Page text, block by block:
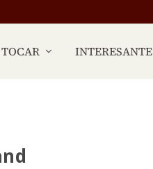
INTERESANTE